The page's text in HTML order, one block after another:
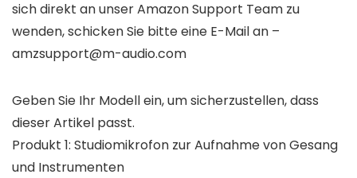
sich direkt an unser Amazon Support Team zu
wenden, schicken Sie bitte eine E-Mail an –
amzsupport@m-audio.com
Geben Sie Ihr Modell ein, um sicherzustellen, dass
dieser Artikel passt.
Produkt 1: Studiomikrofon zur Aufnahme von Gesang
und Instrumenten